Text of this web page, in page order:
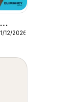
12/2026